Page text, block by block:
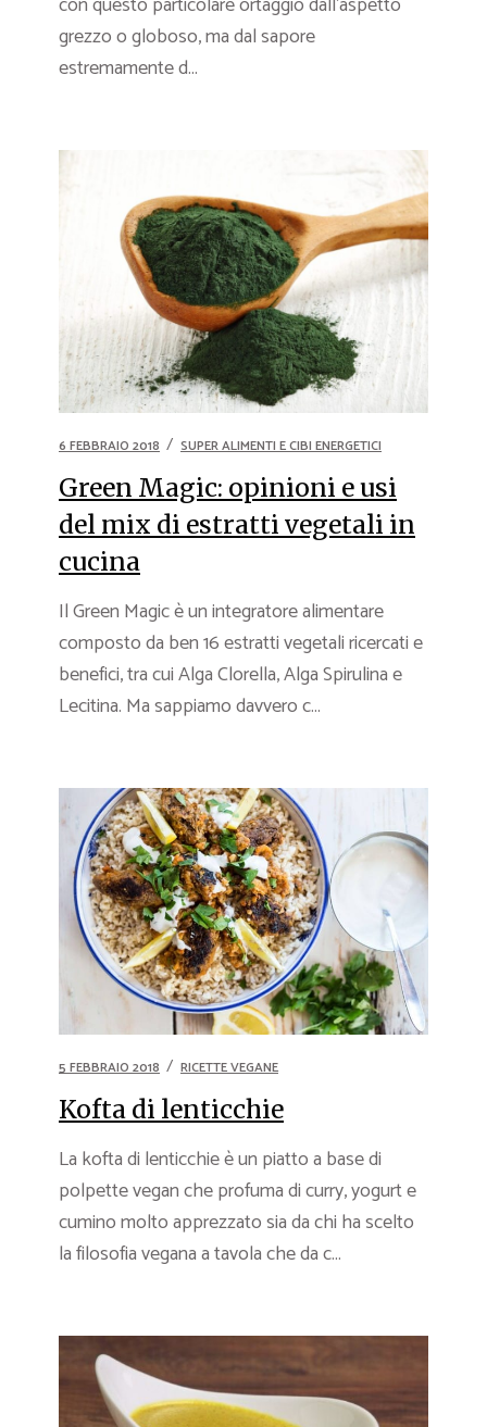
grezzo o globoso, ma dal sapore
estremamente d...
6 FEBBRAIO 2018 SUPER ALIMENTI E CIBI ENERGETICI
Green Magic: opinioni e usi
del mix di estratti vegetali in
cucina
Il Green Magic è un integratore alimentare
composto da ben 16 estratti vegetali ricercati e
benefici, tra cui Alga Clorella, Alga Spirulina e
Lecitina. Ma sappiamo davvero c...
5 FEBBRAIO 2018 RICETTE VEGANE
Kofta di lenticchie
La kofta di lenticchie è un piatto a base di
polpette vegan che profuma di curry, yogurt e
cumino molto apprezzato sia da chi ha scelto
la filosofia vegana a tavola che da c...